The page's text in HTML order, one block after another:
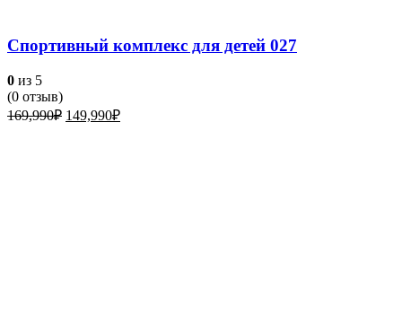
Спортивный комплекс для детей 027
0 из 5
(0 отзыв)
169,990₽ Первоначальная
149,990₽Текущая